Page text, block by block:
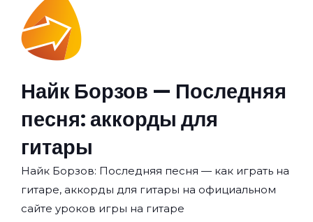
Найк Борзов — Последняя
песня: аккорды для
гитары
Найк Борзов: Последняя песня — как играть на
гитаре, аккорды для гитары на официальном
сайте уроков игры на гитаре